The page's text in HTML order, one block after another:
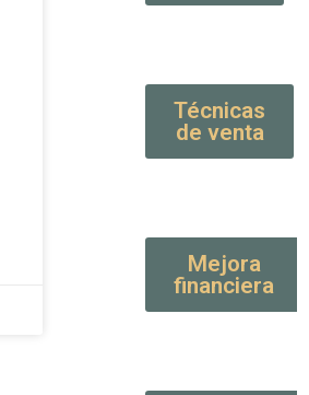
Técnicas
de venta
Mejora
financiera